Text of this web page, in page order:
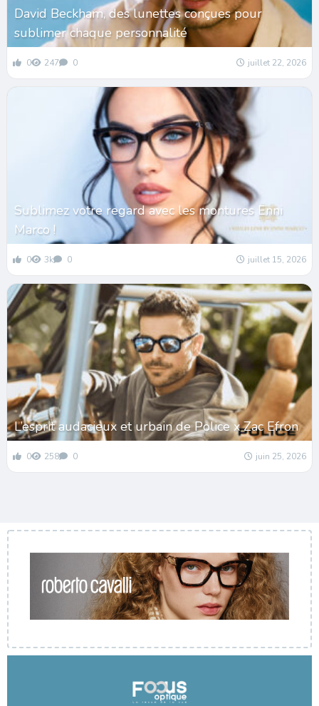
David Beckham, des lunettes conçues pour
sublimer chaque personnalité
0 247 0 juillet 22, 2026
Sublimez votre regard avec les montures Enni
Marco !
0 3k 0 juillet 15, 2026
L’esprit audacieux et urbain de Police x Zac Efron
0 258 0 juin 25, 2026